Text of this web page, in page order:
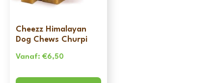
Cheezz Himalayan
Dog Chews Churpi
Vanaf: €6,50